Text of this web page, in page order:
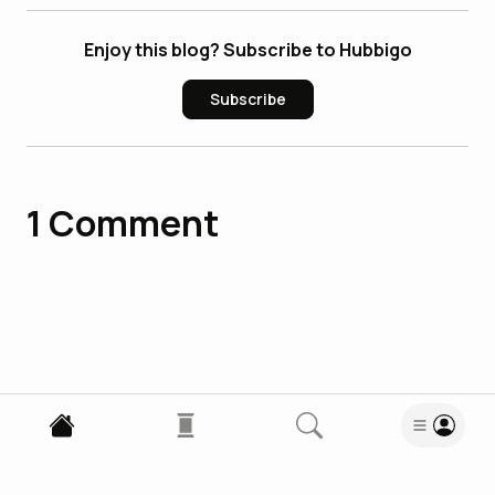
Enjoy this blog? Subscribe to Hubbigo
Subscribe
1 Comment